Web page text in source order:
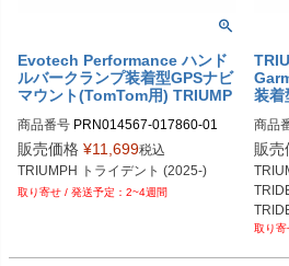
Evotech Performance ハンド
ルバークランプ装着型GPSナビ
マウント(TomTom用) TRIUMP
商品番号 PRN014567-017860-01
販売価格 ¥11,699税込
TRIUMPH トライデント (2025-)
2~4週間
装着
商品
販売